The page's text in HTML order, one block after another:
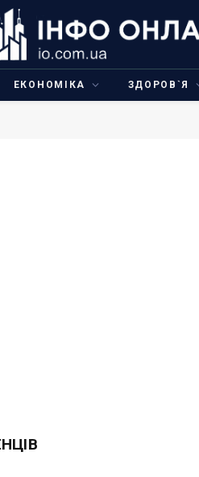
ЕКОНОМІКА ЗДОРОВ`Я